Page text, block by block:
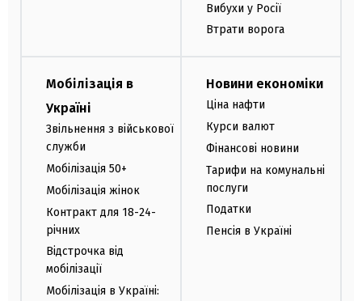
Вибухи у Росії
Втрати ворога
Мобілізація в
Україні
Звільнення з військової
служби
Мобілізація 50+
Мобілізація жінок
Контракт для 18-24-
річних
Відстрочка від
мобілізації
Мобілізація в Україні:
Новини економіки
Ціна нафти
Курси валют
Фінансові новини
Тарифи на комунальні
послуги
Податки
Пенсія в Україні